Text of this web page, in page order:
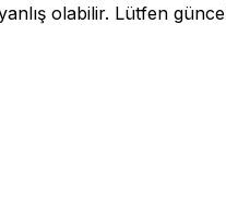
olabilir. Lütfen